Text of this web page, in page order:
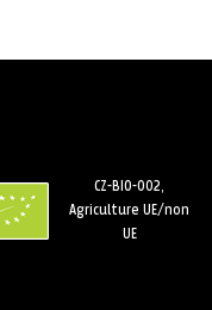
CZ-BIO-002,
Agriculture UE/non
UE